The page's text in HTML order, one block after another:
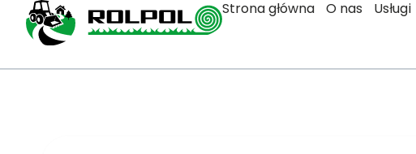
Strona główna O nas Usługi